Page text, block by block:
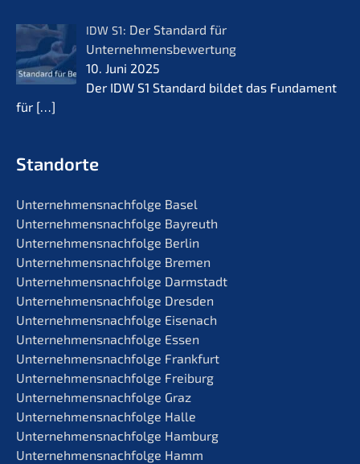
IDW S1: Der Standard für
Unternehmensbewertung
10. Juni 2025
Der IDW S1 Standard bildet das Funda­ment
für […]
Standorte
Unternehmens­nachfolge Basel
Unternehmens­nachfolge Bayreuth
Unternehmens­nachfolge Berlin
Unternehmens­nachfolge Bremen
Unternehmens­nachfolge Darmstadt
Unternehmens­nachfolge Dresden
Unternehmens­nachfolge Eisenach
Unternehmens­nachfolge Essen
Unternehmens­nachfolge Frankfurt
Unternehmens­nachfolge Freiburg
Unternehmens­nachfolge Graz
Unternehmens­nachfolge Halle
Unternehmens­nachfolge Hamburg
Unternehmens­nachfolge Hamm